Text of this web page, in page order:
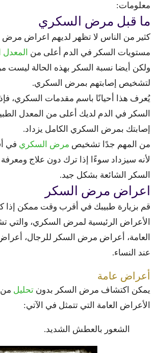
معلومات:
ما قبل مرض السكري
كثير من الناس لا تظهر لديهم اعراض
مستويات السكر في الدم أعلى من
ولكن أيضا نسبة السكر بهذه الحالة ليست
لتشخيص إصابتهم بمرض السكري.
يُعرف هذا أحيانًا باسم مقدمات السكري،
السكر في الدم لديك أعلى من المعدل
إصابتك بمرض السكري الكامل يزداد.
من المهم جدًا تشخيص مرض السكري في
لأنه سيزداد سوءًا إذا ترك دون علاج
السكر الشائعة بشكل جيد.
اعراض مرض السكر
قم بزيارة طبيبك في أقرب وقت ممكن إذا
الأعراض الرئيسية لمرض السكري، والتي
العامة، أعراض مرض السكر للرجال،
عند النساء.
أعراض عامة
يمكن اكتشاف مرض السكر بدون تحليل
الأعراض العامة التي تتمثل في الآتي:
الشعور بالعطش الشديد.